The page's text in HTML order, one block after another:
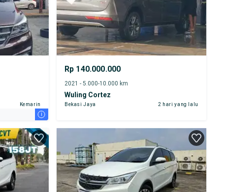
Kemarin
i
Rp 140.000.000
2021 - 5.000-10.000 km
Wuling Cortez
Bekasi Jaya 2 hari yang lalu